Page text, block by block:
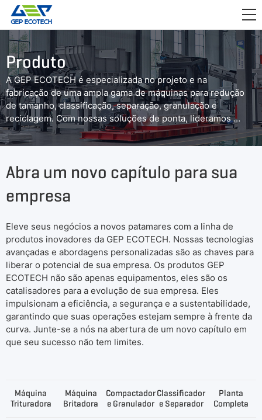
APLICAÇÃO
LANÇAMENTO
SOBRE NÓS
FALE CONOSCO

Produto
A GEP ECOTECH é especializada no projeto e na
fabricação de uma ampla gama de máquinas para redução
de tamanho, classificação, separação, granulação e
reciclagem. Com nossas soluções de ponta, lideramos o
caminho para o gerenciamento sustentável e eficiente de
recursos.
Abra um novo capítulo para sua
empresa
Eleve seus negócios a novos patamares com a linha de
produtos inovadores da GEP ECOTECH. Nossas tecnologias
avançadas e abordagens personalizadas são as chaves para
liberar o potencial de sua empresa. Os produtos GEP
ECOTECH não são apenas equipamentos, eles são os
catalisadores para a evolução de sua empresa. Eles
impulsionam a eficiência, a segurança e a sustentabilidade,
garantindo que suas operações estejam sempre à frente da
curva. Junte-se a nós na abertura de um novo capítulo em
que seu sucesso não tem limites.
Máquina
Trituradora
Máquina
Britadora
Compactador
e Granulador
Classificador
e Separador
Planta
Completa